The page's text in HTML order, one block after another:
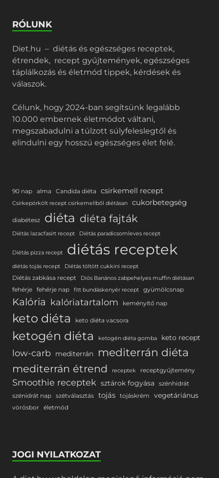
RÓLUNK
Diet.hu – diétás és egészséges receptek,
étrendek, recept gyűjtemények, egészséges
táplálkozás és életmód tippek, kérdések és
válaszok.
Célunk, hogy 2024-ban segítsünk legalább
10.000 embernek életmódot váltani,
megszabadulni a túlzott súlyfeleslegtől és
elindulni egy hosszú egészséges élet felé.
90 nap alma Candida diéta csirkemell recept
Csirkepörkölt recept csirkemellből diétásan cukorbetegség
diabétesz diéta diéta fajták
Diétás lazacfasírt recept Diétás paradicsomleves recept
Diétás pizza recept diétás receptek
diétás tojás recept Diétás töltött cukkini recept
Diétás zabkása recept Diós Banános zabpehelyes muffin diétásan
fehérje fehérje nap fitt bundáskenyér recept gyümölcsnap
Kalória kalóriatartalom keményítő nap
keto diéta keto diéta vacsora
ketogén diéta ketogén diéta gomba keto recept
low-carb mediterrán mediterrán diéta
mediterrán étrend receptek receptgyűjtemény
Smoothie receptek sztárok fogyása
szénhidrát
szénidrát nap szétválasztás tojás tojáskrém vegetáriánus
vörösbor életmód
JOGI NYILATKOZAT